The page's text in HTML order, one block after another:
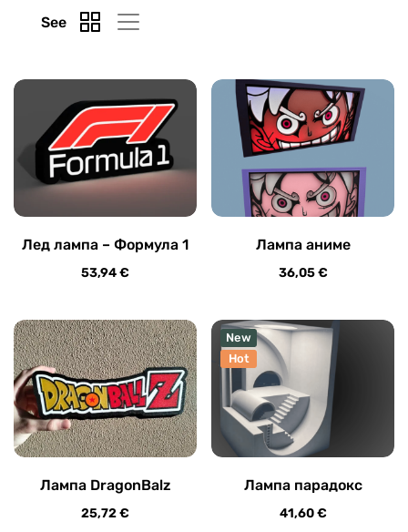
See
Лед лампа – Формула 1
53,94€
Лампа аниме
36,05€
Лампа DragonBalz
25,72€
New
Hot
Лампа парадокс
41,60€